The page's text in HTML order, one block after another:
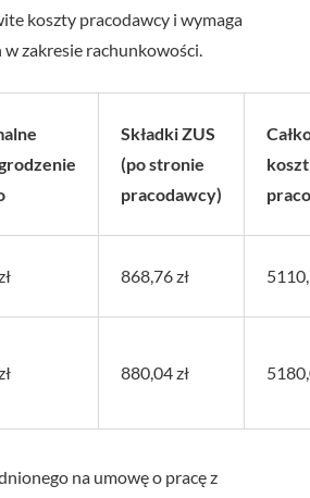
koszty pracodawcy i wymaga
zakresie rachunkowości.
Składki ZUS
(po stronie
pracodawcy)
koszt
868,76 zł
880,04 zł
na umowę o pracę z